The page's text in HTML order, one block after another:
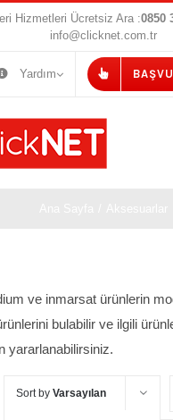
Hizmetleri Ücretsiz Ara :0850
info@clicknet.com.tr
Yardım
ve inmarsat ürünlerin
bulabilir ve ilgili
yararlanabilirsiniz.
Sort by Varsayılan